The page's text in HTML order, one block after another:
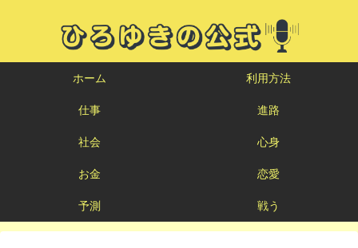
ホーム 利用方法
仕事 進路
社会 心身
お金 恋愛
予測 戦う